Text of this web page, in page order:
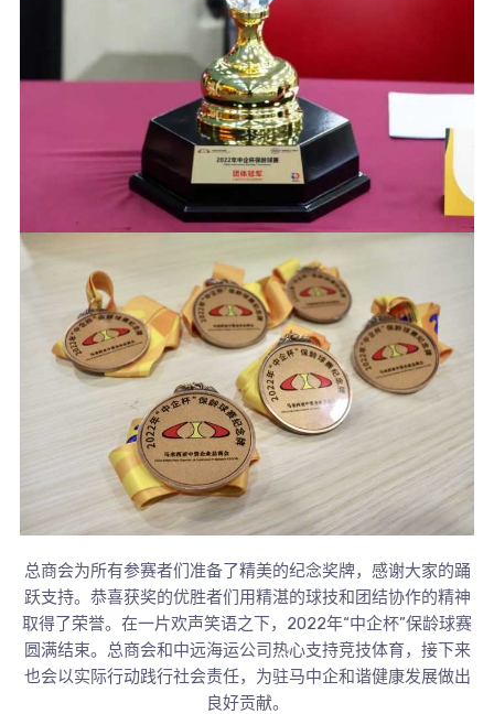
总商会为所有参赛者们准备了精美的纪念奖牌，感谢大家的踊
跃支持。恭喜获奖的优胜者们用精湛的球技和团结协作的精神
取得了荣誉。在一片欢声笑语之下，2022年“中企杯”保龄球赛
圆满结束。总商会和中远海运公司热心支持竞技体育，接下来
也会以实际行动践行社会责任，为驻马中企和谐健康发展做出
良好贡献。